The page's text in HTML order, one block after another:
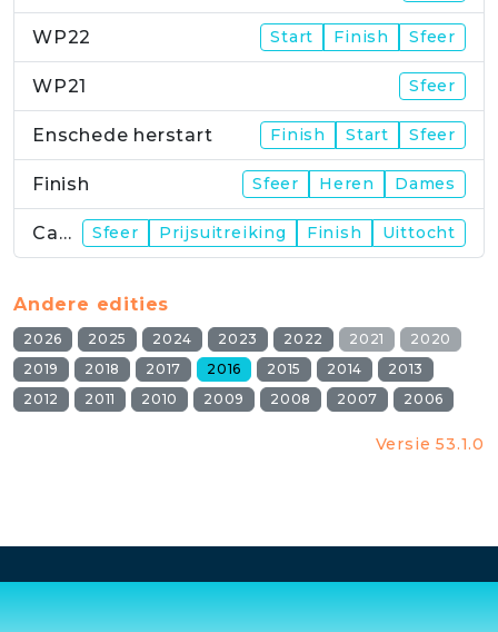
WP22 Start Finish Sfeer
WP21 Sfeer
Enschede herstart Finish Start Sfeer
Finish Sfeer Heren Dames
Campus Sfeer Prijsuitreiking Finish Uittocht
Andere edities
2026 2025 2024 2023 2022 2021
2020
2019
2018 2017 2016 2015 2014
2013
2012
2011 2010 2009 2008 2007 2006
Versie 53.1.0